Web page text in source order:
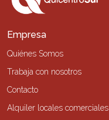
Empresa
Quiénes Somos
Trabaja con nosotros
Contacto
Alquiler locales comerciales